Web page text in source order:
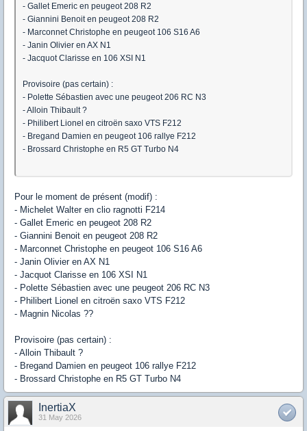
- Gallet Emeric en peugeot 208 R2
- Giannini Benoit en peugeot 208 R2
- Marconnet Christophe en peugeot 106 S16 A6
- Janin Olivier en AX N1
- Jacquot Clarisse en 106 XSI N1
Provisoire (pas certain) :
- Polette Sébastien avec une peugeot 206 RC N3
- Alloin Thibault ?
- Philibert Lionel en citroën saxo VTS F212
- Bregand Damien en peugeot 106 rallye F212
- Brossard Christophe en R5 GT Turbo N4
Pour le moment de présent (modif) :
- Michelet Walter en clio ragnotti F214
- Gallet Emeric en peugeot 208 R2
- Giannini Benoit en peugeot 208 R2
- Marconnet Christophe en peugeot 106 S16 A6
- Janin Olivier en AX N1
- Jacquot Clarisse en 106 XSI N1
- Polette Sébastien avec une peugeot 206 RC N3
- Philibert Lionel en citroën saxo VTS F212
- Magnin Nicolas ??
Provisoire (pas certain) :
- Alloin Thibault ?
- Bregand Damien en peugeot 106 rallye F212
- Brossard Christophe en R5 GT Turbo N4
InertiaX
31 May 2026